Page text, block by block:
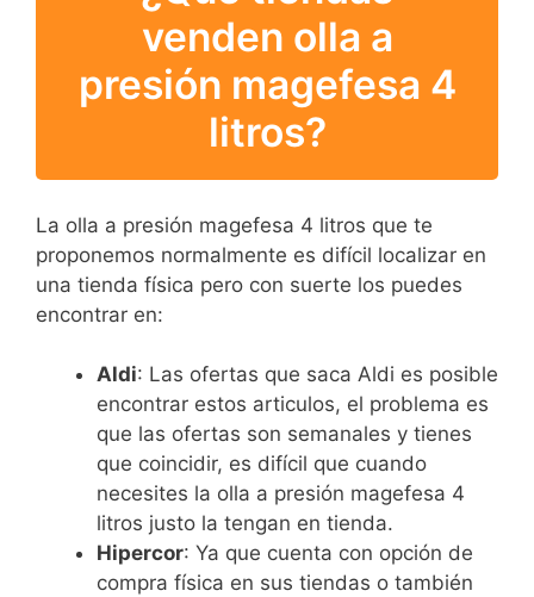
venden olla a
presión magefesa 4
litros?
La olla a presión magefesa 4 litros que te
proponemos normalmente es difícil localizar en
una tienda física pero con suerte los puedes
encontrar en:
Aldi: Las ofertas que saca Aldi es posible
encontrar estos articulos, el problema es
que las ofertas son semanales y tienes
que coincidir, es difícil que cuando
necesites la olla a presión magefesa 4
litros justo la tengan en tienda.
Hipercor: Ya que cuenta con opción de
compra física en sus tiendas o también